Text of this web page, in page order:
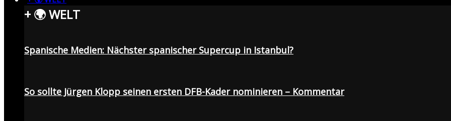
+ 🌍 WELT
Spanische Medien: Nächster spanischer Supercup in Istanbul?
So sollte Jürgen Klopp seinen ersten DFB-Kader nominieren – Kommentar